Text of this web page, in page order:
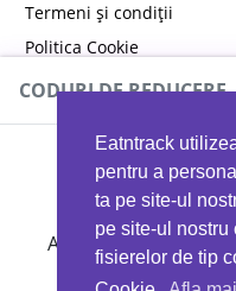
Eatntrack
pentru a
ta pe site-ul
pe site-ul
fisierelor de tip
Termeni și condiții
Politica Cookie
Politica de confidențialitate
CODURI DE REDUCERE
Ai 40%reducere la